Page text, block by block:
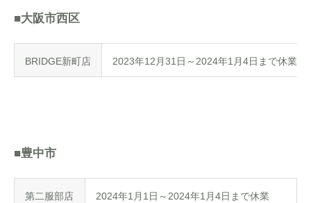
■大阪市西区
BRIDGE新町店 2023年12月31日～2024年1月4日まで休業
■豊中市
第二服部店 2024年1月1日～2024年1月4日まで休業